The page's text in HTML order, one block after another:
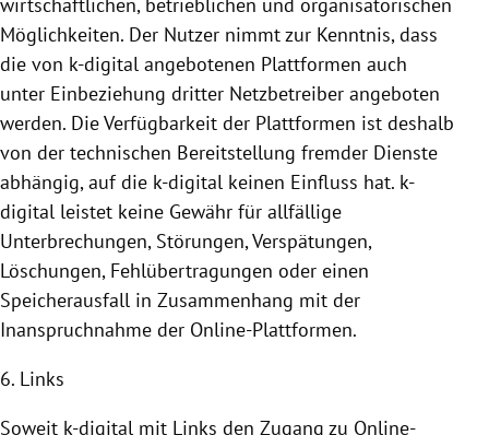
Möglichkeiten. Der Nutzer nimmt zur Kenntnis, dass
die von k-digital angebotenen Plattformen auch
unter Einbeziehung dritter Netzbetreiber angeboten
werden. Die Verfügbarkeit der Plattformen ist deshalb
von der technischen Bereitstellung fremder Dienste
abhängig, auf die k-digital keinen Einfluss hat. k-
digital leistet keine Gewähr für allfällige
Unterbrechungen, Störungen, Verspätungen,
Löschungen, Fehlübertragungen oder einen
Speicherausfall in Zusammenhang mit der
Inanspruchnahme der Online-Plattformen.
6. Links
Soweit k-digital mit Links den Zugang zu Online-